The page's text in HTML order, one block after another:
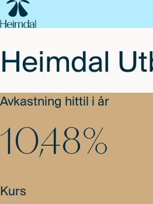
SKIP
TO
MAIN
Heimdal
Avkastning hittil i år
10,48%
Kurs